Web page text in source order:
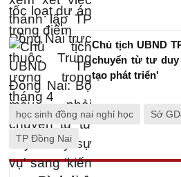
Chủ tịch UBND
chuyển từ tư
tạo phát triển'
học sinh đồng nai nghỉ học Sở
TP Đồng Nai